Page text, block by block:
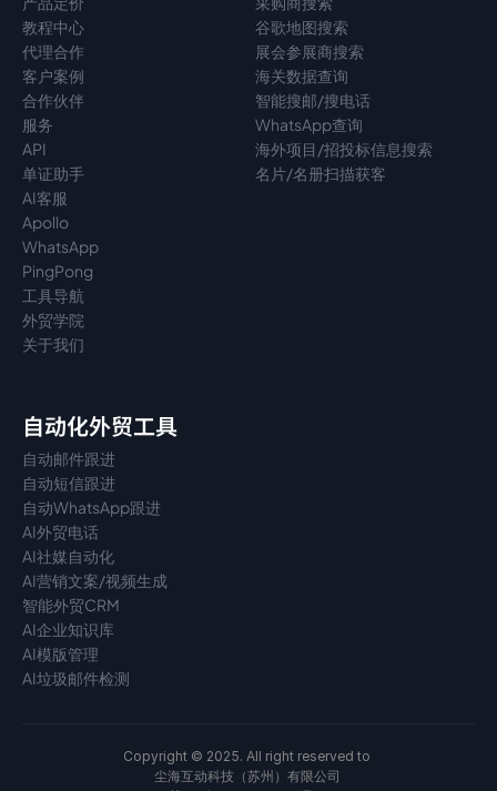
教程中心
代理合作
客户案例
合作伙伴
服务
API
单证助手
AI客服
Apollo
WhatsApp
PingPong
工具导航
外贸学院
关于我们
谷歌地图搜索
展会参展商搜索
海关数据查询
智能搜邮/搜电话
WhatsApp查询
海外项目/招投标信息搜索
名片/名册扫描获客
自动化外贸工具
自动邮件跟进
自动短信跟进
自动WhatsApp跟进
AI外贸电话
AI社媒自动化
AI营销文案/视频生成
智能外贸CRM
AI企业知识库
AI模版管理
AI垃圾邮件检测
Copyright © 2025. All right reserved to
尘海互动科技（苏州）有限公司